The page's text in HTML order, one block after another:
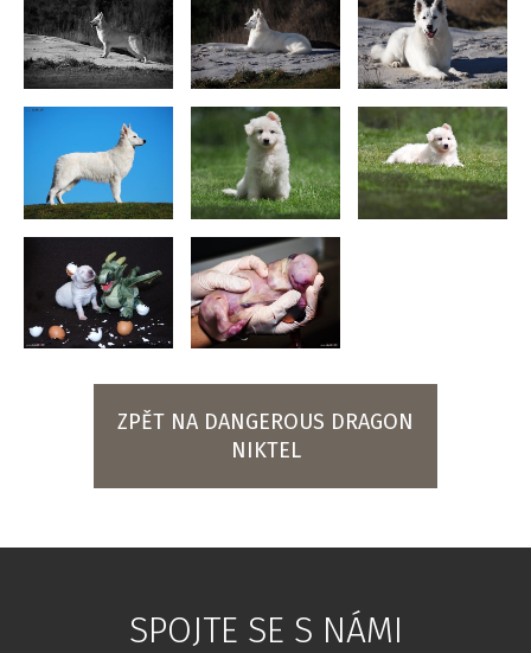
ZPĚT NA DANGEROUS DRAGON
NIKTEL
SPOJTE SE S NÁMI